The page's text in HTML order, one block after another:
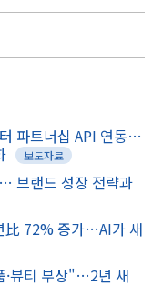
파트너십 API 연동…
보도자료
브랜드 성장 전략과
比 72% 증가…AI가 새
·뷰티 부상"…2년 새